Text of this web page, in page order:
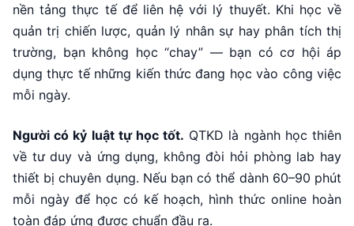
nền tảng thực tế để liên hệ với lý thuyết. Khi học về
quản trị chiến lược, quản lý nhân sự hay phân tích thị
trường, bạn không học “chay” — bạn có cơ hội áp
dụng thực tế những kiến thức đang học vào công việc
mỗi ngày.
Người có kỷ luật tự học tốt. QTKD là ngành học thiên
về tư duy và ứng dụng, không đòi hỏi phòng lab hay
thiết bị chuyên dụng. Nếu bạn có thể dành 60–90 phút
mỗi ngày để học có kế hoạch, hình thức online hoàn
toàn đáp ứng được chuẩn đầu ra.